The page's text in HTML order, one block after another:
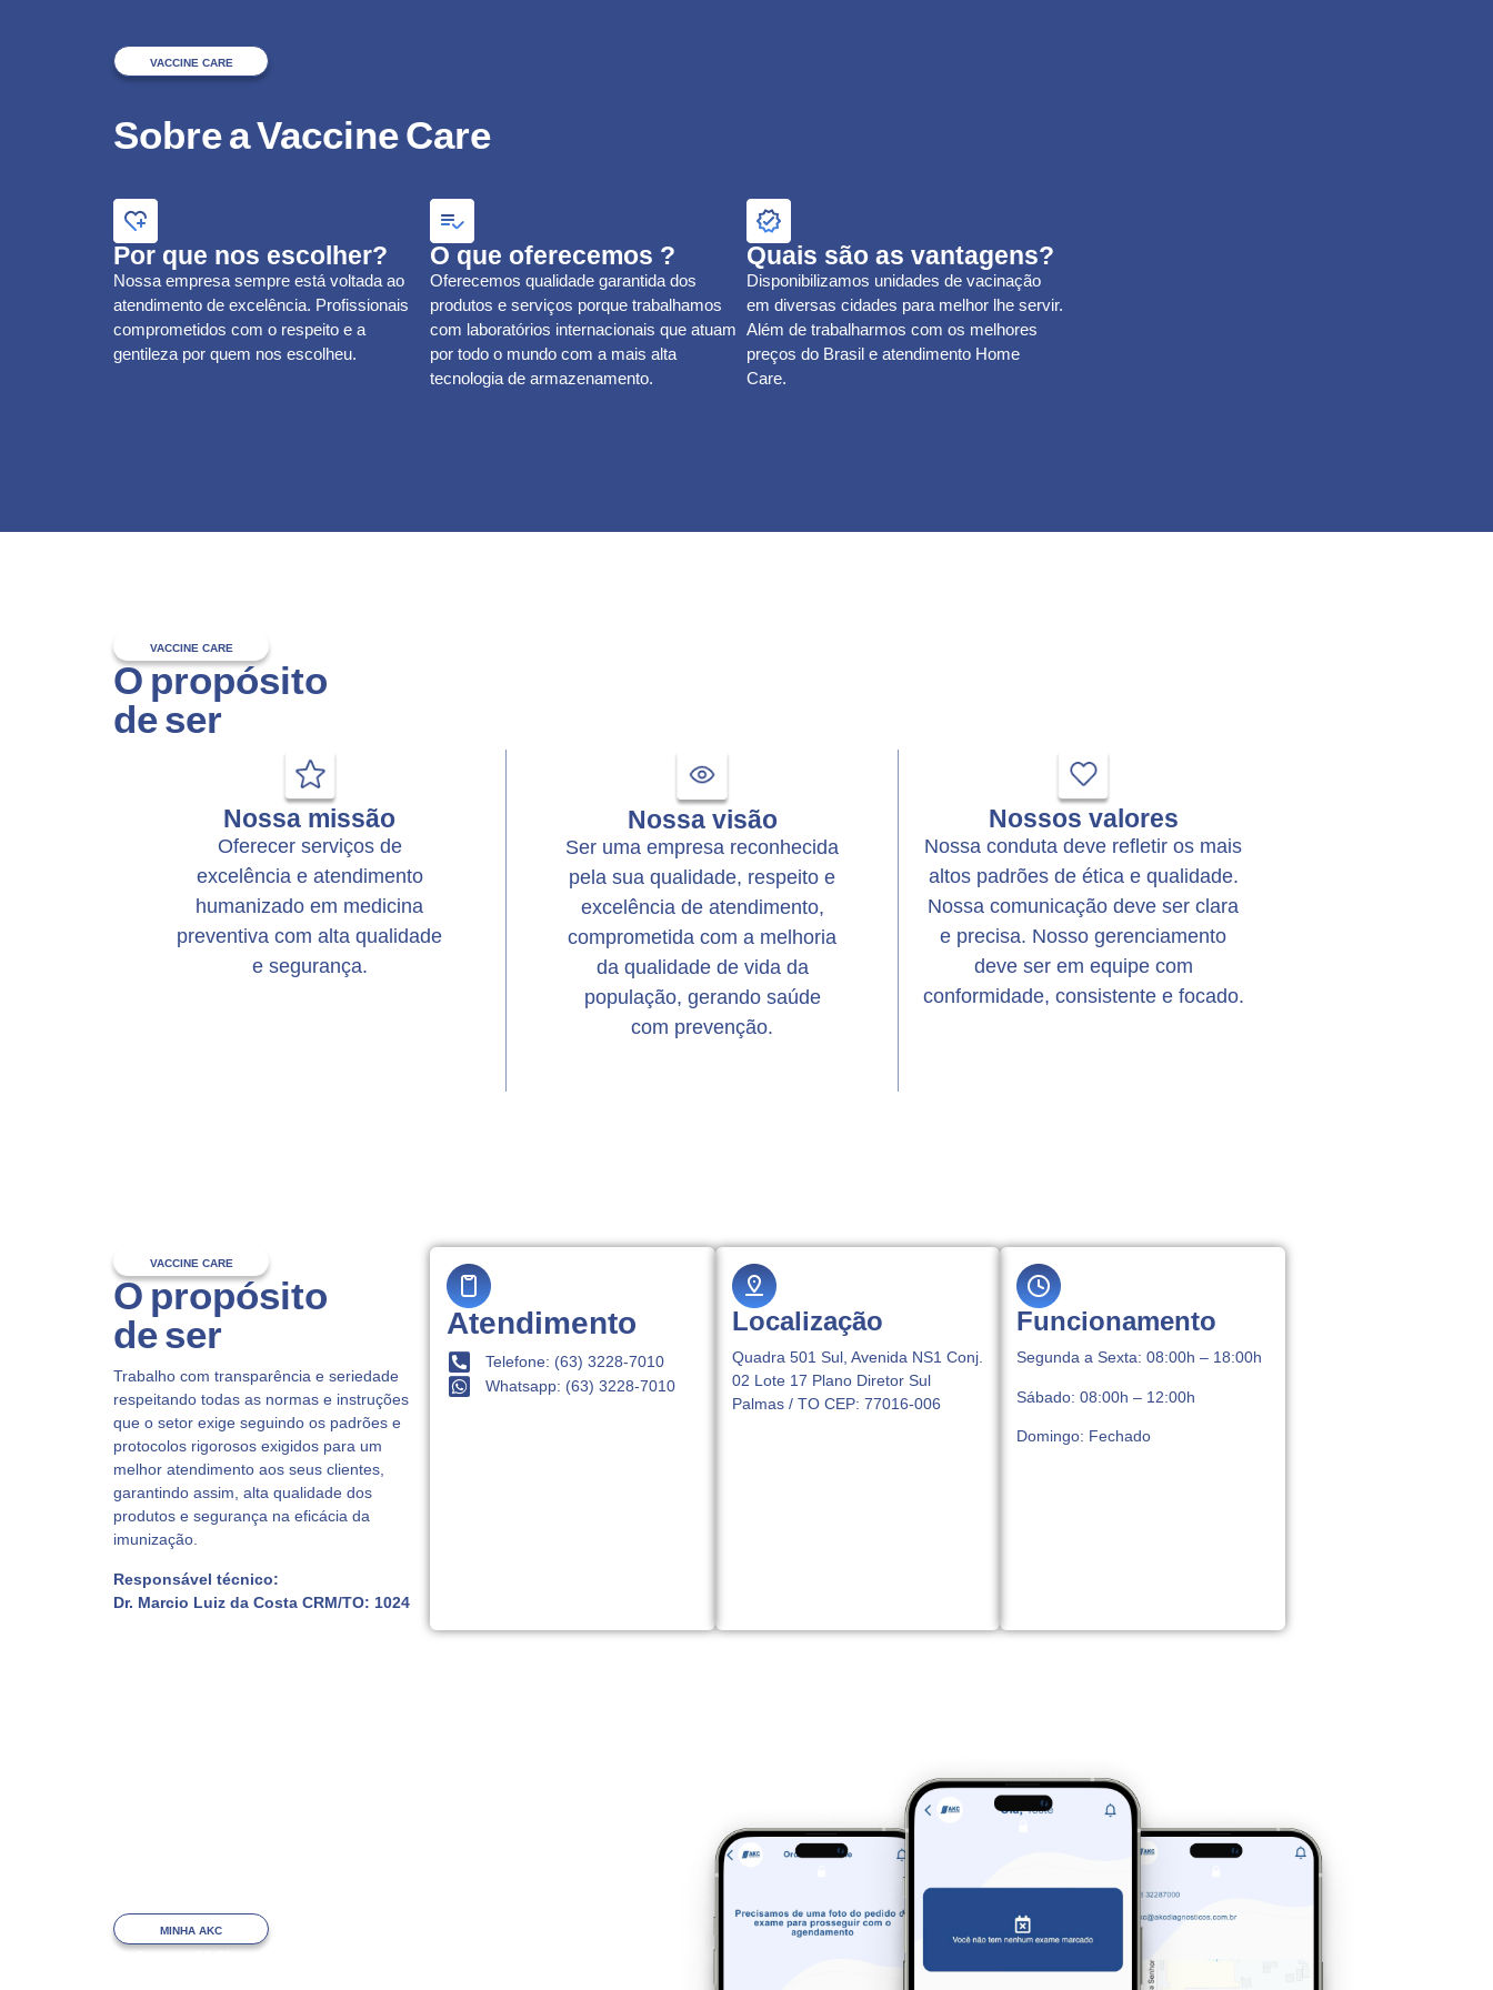
VACCINE CARE
Sobre a Vaccine Care
Por que nos escolher?
Nossa empresa sempre está voltada ao
atendimento de excelência. Profissionais
comprometidos com o respeito e a
gentileza por quem nos escolheu.
O que oferecemos ?
Oferecemos qualidade garantida dos
produtos e serviços porque trabalhamos
com laboratórios internacionais que atuam
por todo o mundo com a mais alta
tecnologia de armazenamento.
Quais são as vantagens?
Disponibilizamos unidades de vacinação
em diversas cidades para melhor lhe servir.
Além de trabalharmos com os melhores
preços do Brasil e atendimento Home
Care.
VACCINE CARE
O propósito
de ser
Nossa missão
Oferecer serviços de
excelência e atendimento
humanizado em medicina
preventiva com alta qualidade
e segurança.
Nossa visão
Ser uma empresa reconhecida
pela sua qualidade, respeito e
excelência de atendimento,
comprometida com a melhoria
da qualidade de vida da
população, gerando saúde
com prevenção.
Nossos valores
Nossa conduta deve refletir os mais
altos padrões de ética e qualidade.
Nossa comunicação deve ser clara
e precisa. Nosso gerenciamento
deve ser em equipe com
conformidade, consistente e focado.
VACCINE CARE
O propósito
de ser
Trabalho com transparência e seriedade
respeitando todas as normas e instruções
que o setor exige seguindo os padrões e
protocolos rigorosos exigidos para um
melhor atendimento aos seus clientes,
garantindo assim, alta qualidade dos
produtos e segurança na eficácia da
imunização.
Responsável técnico:
Dr. Marcio Luiz da Costa CRM/TO: 1024
Atendimento
Telefone: (63) 3228-7010
Whatsapp: (63) 3228-7010
Localização
Quadra 501 Sul, Avenida NS1 Conj.
02 Lote 17 Plano Diretor Sul
Palmas / TO CEP: 77016-006
Funcionamento
Segunda a Sexta: 08:00h – 18:00h
Sábado: 08:00h – 12:00h
Domingo: Fechado
MINHA AKC